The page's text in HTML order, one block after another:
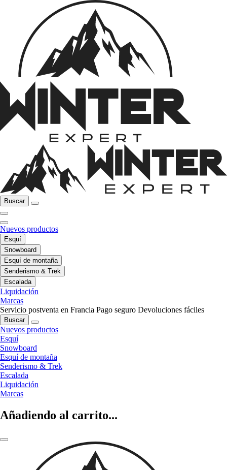
Buscar
Nuevos productos
Esquí
Snowboard
Esquí de montaña
Senderismo & Trek
Escalada
Liquidación
Marcas
Servicio postventa en Francia Pago seguro Devoluciones fáciles
Buscar
Nuevos productos
Esquí
Snowboard
Esquí de montaña
Senderismo & Trek
Escalada
Liquidación
Marcas
Añadiendo al carrito...